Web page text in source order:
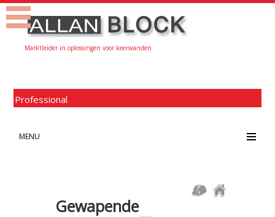
Marktleider in oplossingen voor keerwanden
Professional
MENU
Gewapende